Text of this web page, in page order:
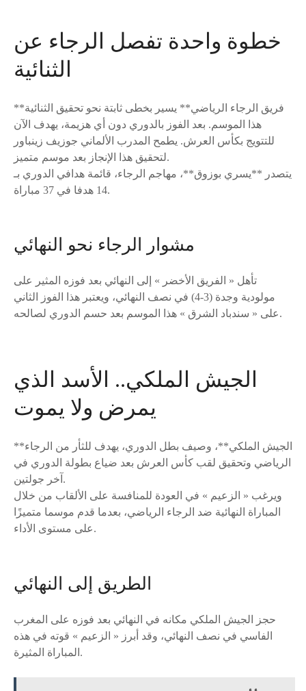
خطوة واحدة تفصل الرجاء عن
الثنائية
**فريق الرجاء الرياضي** يسير بخطى ثابتة نحو تحقيق الثنائية
هذا الموسم. بعد الفوز بالدوري دون أي هزيمة، يهدف الآن
للتتويج بكأس العرش. يطمح المدرب الألماني جوزيف زينباور
لتحقيق هذا الإنجاز بعد موسم متميز.
يتصدر **يسري بوزوق**، مهاجم الرجاء، قائمة هدافي الدوري بـ
14 هدفا في 37 مباراة.
مشوار الرجاء نحو النهائي
تأهل « الفريق الأخضر » إلى النهائي بعد فوزه المثير على
مولودية وجدة (3-4) في نصف النهائي، ويعتبر هذا الفوز الثاني
على « سندباد الشرق » هذا الموسم بعد حسم الدوري لصالحه.
الجيش الملكي.. الأسد الذي
يمرض ولا يموت
**الجيش الملكي**، وصيف بطل الدوري، يهدف للثأر من الرجاء
الرياضي وتحقيق لقب كأس العرش بعد ضياع بطولة الدوري في
آخر جولتين.
ويرغب « الزعيم » في العودة للمنافسة على الألقاب من خلال
المباراة النهائية ضد الرجاء الرياضي، بعدما قدم موسما متميزًا
على مستوى الأداء.
الطريق إلى النهائي
حجز الجيش الملكي مكانه في النهائي بعد فوزه على المغرب
الفاسي في نصف النهائي، وقد أبرز « الزعيم » قوته في هذه
المباراة المثيرة.